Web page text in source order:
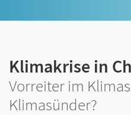
Klimakrise in
Vorreiter im
Klimasünder?